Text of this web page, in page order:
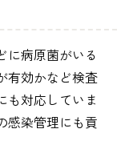
に病原菌がいる
有効かなど検査
も対応していま
感染管理にも貢